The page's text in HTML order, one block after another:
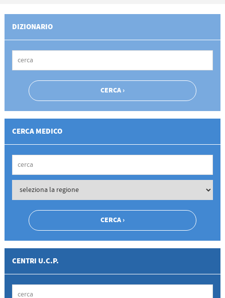
DIZIONARIO
CERCA MEDICO
CENTRI U.C.P.